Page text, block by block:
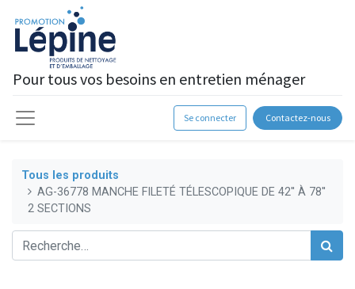
Pour tous vos besoins en entretien ménager
Se connecter Contactez-nous
Tous les produits
AG-36778 MANCHE FILETÉ TÉLESCOPIQUE DE 42'' À 78''
2 SECTIONS